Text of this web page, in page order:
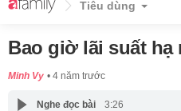
Tiêu dùng
Bao giờ lãi suất hạ
Minh Vy 4 năm trước
Nghe đọc bài 3:26